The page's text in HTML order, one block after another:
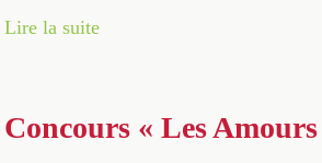
Lire la suite
Concours « Les